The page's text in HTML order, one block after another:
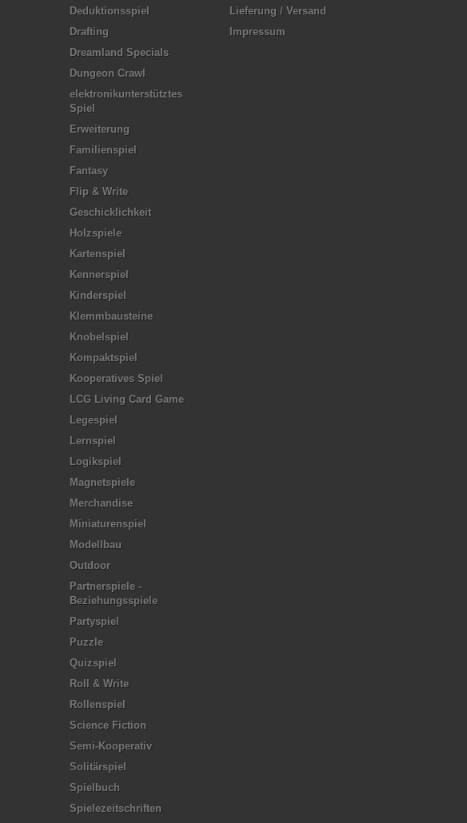
Deduktionsspiel
Drafting
Dreamland Specials
Dungeon Crawl
elektronikunterstütztes
Spiel
Erweiterung
Familienspiel
Fantasy
Flip & Write
Geschicklichkeit
Holzspiele
Kartenspiel
Kennerspiel
Kinderspiel
Klemmbausteine
Knobelspiel
Kompaktspiel
Kooperatives Spiel
LCG Living Card Game
Legespiel
Lernspiel
Logikspiel
Magnetspiele
Merchandise
Miniaturenspiel
Modellbau
Outdoor
Partnerspiele -
Beziehungsspiele
Partyspiel
Puzzle
Quizspiel
Roll & Write
Rollenspiel
Science Fiction
Semi-Kooperativ
Solitärspiel
Spielbuch
Spielezeitschriften
Lieferung / Versand
Impressum